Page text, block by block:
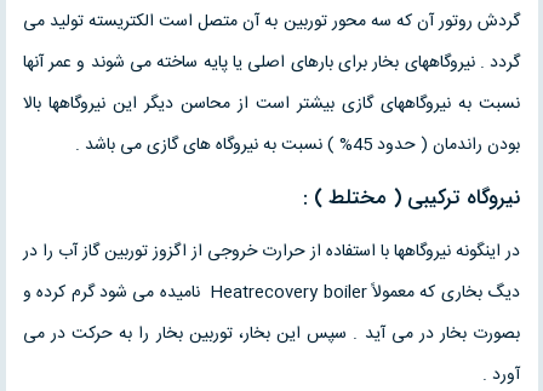
گردش روتور آن که سه محور توربین به آن متصل است الکتریسته تولید می
گردد . نیروگاههای بخار برای بارهای اصلی یا پایه ساخته می شوند و عمر آنها
نسبت به نیروگاههای گازی بیشتر است از محاسن دیگر این نیروگاهها بالا
بودن راندمان ( حدود 45% ) نسبت به نیروگاه های گازی می باشد .
نیروگاه ترکیبی ( مختلط ) :
در اینگونه نیروگاهها با استفاده از حرارت خروجی از اگزوز توربین گاز آب را در
دیگ بخاری که معمولاً Heatrecovery boiler نامیده می شود گرم کرده و
بصورت بخار در می آید . سپس این بخار، توربین بخار را به حرکت در می
آورد .